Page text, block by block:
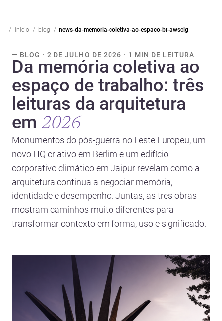
início blog news-da-memoria-coletiva-ao-espaco-br-awsclg
— BLOG · 2 DE JULHO DE 2026 · 1 MIN DE LEITURA
Da memória coletiva ao
espaço de trabalho: três
leituras da arquitetura
em 2026
Monumentos do pós-guerra no Leste Europeu, um
novo HQ criativo em Berlim e um edifício
corporativo climático em Jaipur revelam como a
arquitetura continua a negociar memória,
identidade e desempenho. Juntas, as três obras
mostram caminhos muito diferentes para
transformar contexto em forma, uso e significado.